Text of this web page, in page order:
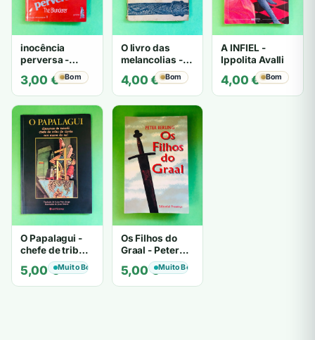
inocência
perversa -
PATRICIA
HIGHSMITH
3,00 € Bom
O livro das
melancolias -
Mantegazza
4,00€ Bom
A INFIEL -
Ippolita Avalli
4,00€ Bom
O Papalagui -
chefe de tribo
de tiavéa
5,00€Muito Bom
Os Filhos do
Graal - Peter
Berling
5,00€Muito Bom